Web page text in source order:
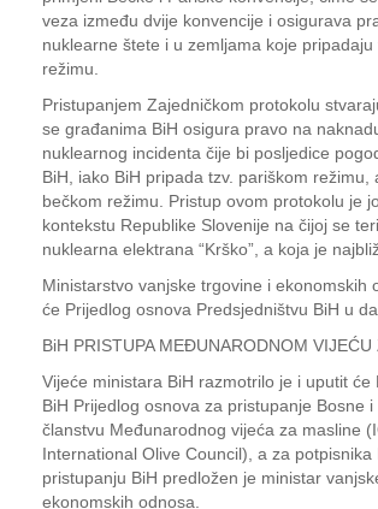
veza između dvije konvencije i osigurava
nuklearne štete i u zemljama koje pripadaju
režimu.
Pristupanjem Zajedničkom protokolu
se građanima BiH osigura pravo na
nuklearnog incidenta čije bi posljedice
BiH, iako BiH pripada tzv. pariškom režimu,
bečkom režimu. Pristup ovom protokolu je
kontekstu Republike Slovenije na čijoj se
nuklearna elektrana “Krško”, a koja je
Ministarstvo vanjske trgovine i ekonomskih
će Prijedlog osnova Predsjedništvu BiH u
BiH PRISTUPA MEĐUNARODNOM VIJEĆU
Vijeće ministara BiH razmotrilo je i uputit će
BiH Prijedlog osnova za pristupanje Bosne
članstvu Međunarodnog vijeća za masline
International Olive Council), a za
pristupanju BiH predložen je ministar
ekonomskih odnosa.